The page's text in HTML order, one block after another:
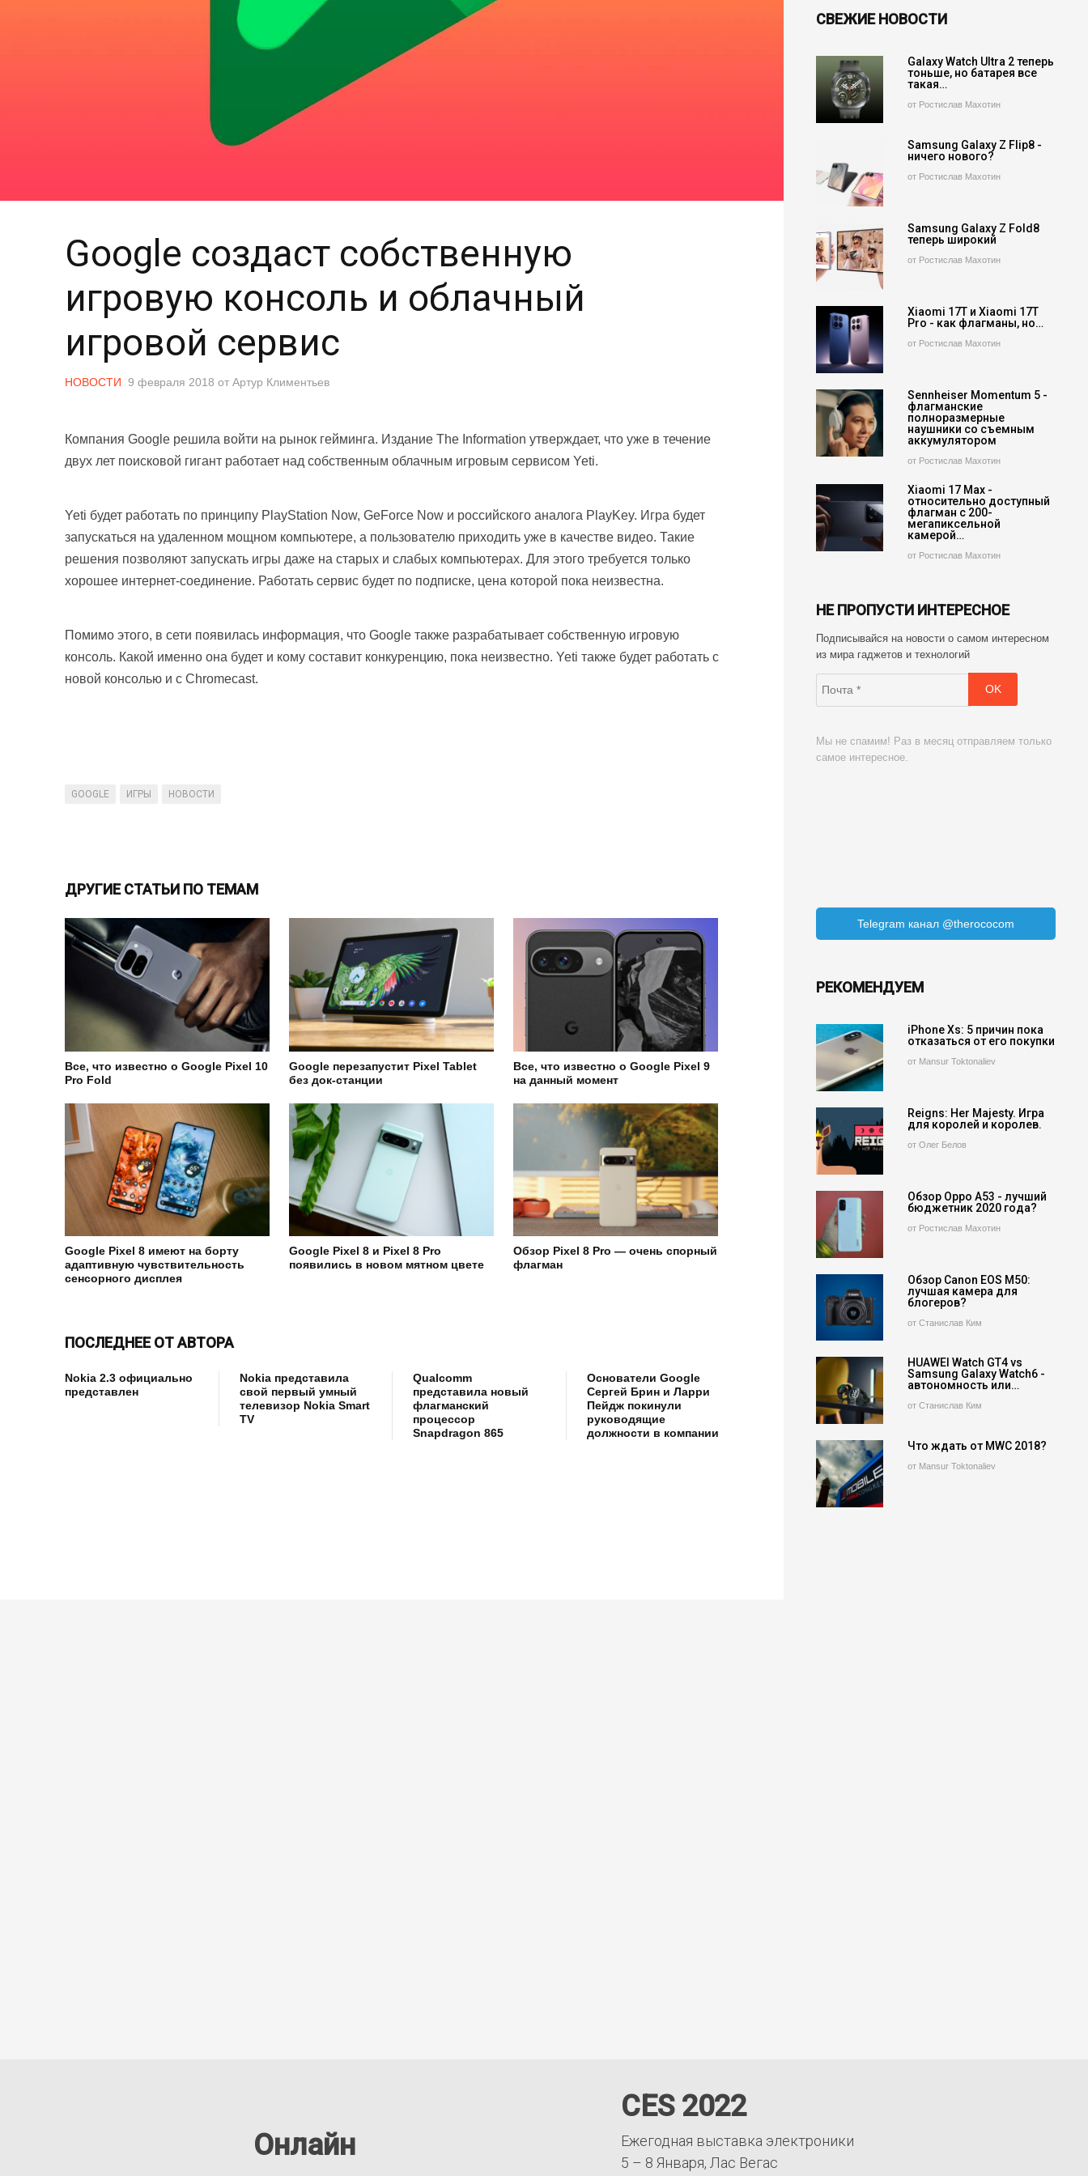
Google создаст собственную
игровую консоль и облачный
игровой сервис
НОВОСТИ 9 февраля 2018 от Артур Климентьев
Компания Google решила войти на рынок гейминга. Издание The Information утверждает, что уже в течение
двух лет поисковой гигант работает над собственным облачным игровым сервисом Yeti.
Yeti будет работать по принципу PlayStation Now, GeForce Now и российского аналога PlayKey. Игра будет
запускаться на удаленном мощном компьютере, а пользователю приходить уже в качестве видео. Такие
решения позволяют запускать игры даже на старых и слабых компьютерах. Для этого требуется только
хорошее интернет-соединение. Работать сервис будет по подписке, цена которой пока неизвестна.
Помимо этого, в сети появилась информация, что Google также разрабатывает собственную игровую
консоль. Какой именно она будет и кому составит конкуренцию, пока неизвестно. Yeti также будет работать с
новой консолью и с Chromecast.
GOOGLE ИГРЫ НОВОСТИ
ДРУГИЕ СТАТЬИ ПО ТЕМАМ
Все, что известно о Google Pixel 10
Pro Fold
Google перезапустит Pixel Tablet
без док-станции
Все, что известно о Google Pixel 9
на данный момент
Google Pixel 8 имеют на борту
адаптивную чувствительность
сенсорного дисплея
Google Pixel 8 и Pixel 8 Pro
появились в новом мятном цвете
Обзор Pixel 8 Pro — очень спорный
флагман
ПОСЛЕДНЕЕ ОТ АВТОРА
Nokia 2.3 официально
представлен
Nokia представила
свой первый умный
телевизор Nokia Smart
TV
Qualcomm
представила новый
флагманский
процессор
Snapdragon 865
Основатели Google
Сергей Брин и Ларри
Пейдж покинули
руководящие
должности в компании
СВЕЖИЕ НОВОСТИ
Galaxy Watch Ultra 2 теперь
тоньше, но батарея все
такая…
от Ростислав Махотин
Samsung Galaxy Z Flip8 -
ничего нового?
от Ростислав Махотин
Samsung Galaxy Z Fold8
теперь широкий
от Ростислав Махотин
Xiaomi 17T и Xiaomi 17T
Pro - как флагманы, но…
от Ростислав Махотин
Sennheiser Momentum 5 -
флагманские
полноразмерные
наушники со съемным
аккумулятором
от Ростислав Махотин
Xiaomi 17 Max -
относительно доступный
флагман с 200-
мегапиксельной
камерой…
от Ростислав Махотин
НЕ ПРОПУСТИ ИНТЕРЕСНОЕ
Подписывайся на новости о самом интересном
из мира гаджетов и технологий
Мы не спамим! Раз в месяц отправляем только
самое интересное.
Telegram канал @therococom
РЕКОМЕНДУЕМ
iPhone Xs: 5 причин пока
отказаться от его покупки
от Mansur Toktonaliev
Reigns: Her Majesty. Игра
для королей и королев.
от Олег Белов
Обзор Oppo A53 - лучший
бюджетник 2020 года?
от Ростислав Махотин
Обзор Canon EOS M50:
лучшая камера для
блогеров?
от Станислав Ким
HUAWEI Watch GT4 vs
Samsung Galaxy Watch6 -
автономность или…
от Станислав Ким
Что ждать от MWC 2018?
от Mansur Toktonaliev
Онлайн
CES 2022
Ежегодная выставка электроники
5 – 8 Января, Лас Вегас